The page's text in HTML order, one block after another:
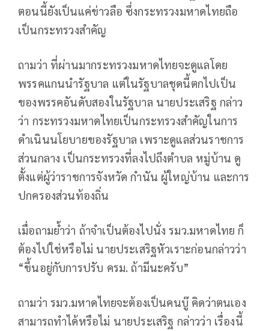
ตอนนี้ยังเป็นแค่ข่าวลือ ซึ่งกระทรวงมหาดไทยถือ
เป็นกระทรวงสำคัญ
ถามว่า ที่ผ่านมากระทรวงมหาดไทยจะดูแลโดย
พรรคแกนนำรัฐบาล แต่ในรัฐบาลชุดนี้ตกไปเป็น
ของพรรคอันดับสองในรัฐบาล นายประเสริฐ กล่าว
ว่า กระทรวงมหาดไทยเป็นกระทรวงสำคัญในการ
ดำเนินนโยบายของรัฐบาล เพราะดูแลส่วนราชการ
ส่วนกลาง เป็นกระทรวงที่ลงไปถึงตำบล หมู่บ้าน ดู
ตั้งแต่ผู้ว่าราชการจังหวัด กำนัน ผู้ใหญ่บ้าน และการ
ปกครองส่วนท้องถิ่น
เมื่อถามย้ำว่า ถ้าจำเป็นต้องไปนั่ง รมว.มหาดไทย ก็
ต้องไปใช่หรือไม่ นายประเสริฐหัวเราะก่อนกล่าวว่า
“ขึ้นอยู่กับการปรับ ครม. ถ้ามีนะครับ”
ถามว่า รมว.มหาดไทยจะต้องเป็นคนบู๊ คิดว่าตนเอง
สามารถทำได้หรือไม่ นายประเสริฐ กล่าวว่า เรื่องนี้